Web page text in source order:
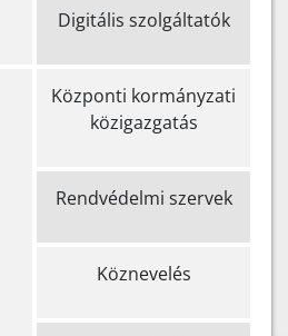
Digitális szolgáltatók
Központi kormányzati
közigazgatás
Rendvédelmi szervek
Köznevelés